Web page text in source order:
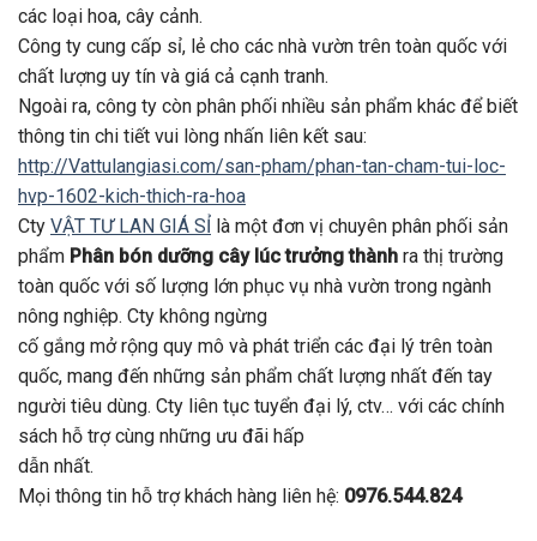
các loại hoa, cây cảnh.
Công ty cung cấp sỉ, lẻ cho các nhà vườn trên toàn quốc với
chất lượng uy tín và giá cả cạnh tranh.
Ngoài ra, công ty còn phân phối nhiều sản phẩm khác để biết
thông tin chi tiết vui lòng nhấn liên kết sau:
http://Vattulangiasi.com/san-pham/phan-tan-cham-tui-loc-
hvp-1602-kich-thich-ra-hoa
Cty VẬT TƯ LAN GIÁ SỈ là một đơn vị chuyên phân phối sản
phẩm Phân bón dưỡng cây lúc trưởng thành ra thị trường
toàn quốc với số lượng lớn phục vụ nhà vườn trong ngành
nông nghiệp. Cty không ngừng
cố gắng mở rộng quy mô và phát triển các đại lý trên toàn
quốc, mang đến những sản phẩm chất lượng nhất đến tay
người tiêu dùng. Cty liên tục tuyển đại lý, ctv… với các chính
sách hỗ trợ cùng những ưu đãi hấp
dẫn nhất.
Mọi thông tin hỗ trợ khách hàng liên hệ: 0976.544.824